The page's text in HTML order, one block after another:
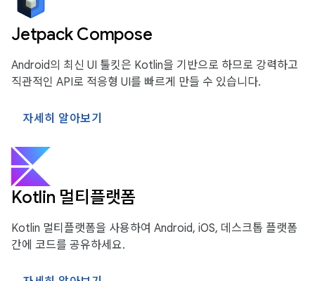
Jetpack Compose
Android의 최신 UI 툴킷은 Kotlin을 기반으로 하므로 강력하고
직관적인 API로 적응형 UI를 빠르게 만들 수 있습니다.
자세히 알아보기
Kotlin 멀티플랫폼
Kotlin 멀티플랫폼을 사용하여 Android, iOS, 데스크톱 플랫폼
간에 코드를 공유하세요.